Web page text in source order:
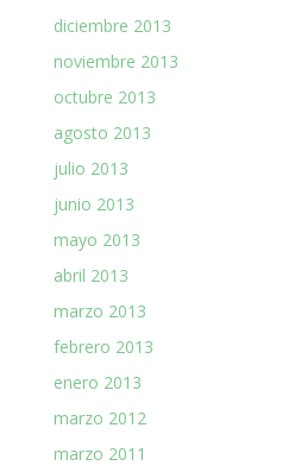
diciembre 2013
noviembre 2013
octubre 2013
agosto 2013
julio 2013
junio 2013
mayo 2013
abril 2013
marzo 2013
febrero 2013
enero 2013
marzo 2012
marzo 2011